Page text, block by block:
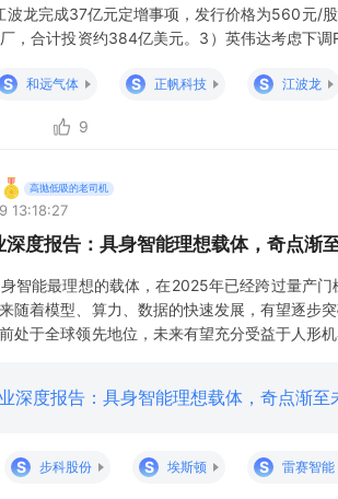
波龙完成37亿元定增事项，发行价格为560元/
，合计投资约384亿美元。3）英伟达考虑下
价格会继续上涨；
S 和远气体 S 正帆科技 S 江波龙
9
高抛低吸的老司机
13:18:27
深度报告：具身智能理想载体，奇点渐
智能最理想的载体，在2025年已经跨过量产
随着模型、算力、数据的快速发展，有望逐步
处于全球领先地位，未来有望充分受益于人形
深度报告：具身智能理想载体，奇点渐
S 步科股份 S 埃斯顿 S 雷赛智能